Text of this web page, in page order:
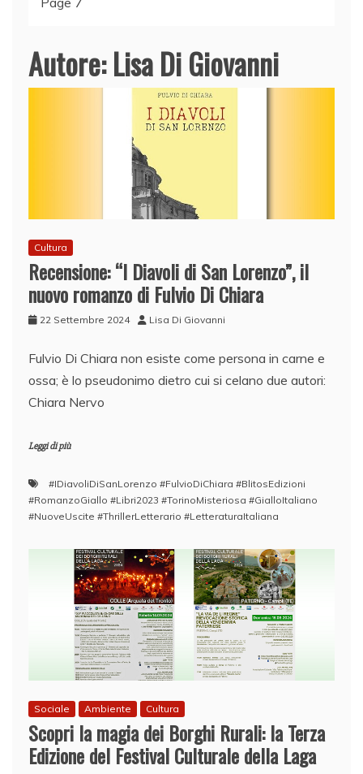
Autore:Lisa Di Giovanni
Cultura
Recensione: “I Diavoli di San Lorenzo”, il
nuovo romanzo di Fulvio Di Chiara
22 Settembre 2024 Lisa Di Giovanni
Fulvio Di Chiara non esiste come persona in carne e
ossa; è lo pseudonimo dietro cui si celano due autori:
Chiara Nervo
Leggi di più
#IDiavoliDiSanLorenzo #FulvioDiChiara #BlitosEdizioni
#RomanzoGiallo #Libri2023 #TorinoMisteriosa #GialloItaliano
#NuoveUscite #ThrillerLetterario #LetteraturaItaliana
Sociale Ambiente Cultura
Scopri la magia dei Borghi Rurali: la Terza
Edizione del Festival Culturale della Laga